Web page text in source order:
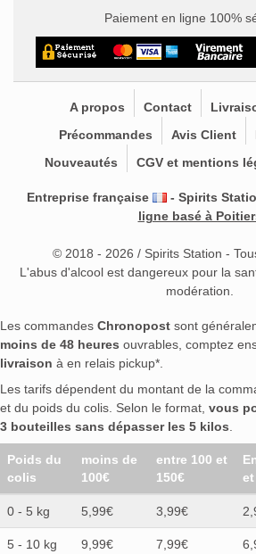
Paiement en ligne 100%
A propos Contact
Précommandes
Avis Client
Nouveautés
CGV et mentions
Entreprise française - Spirits
ligne basé à
© 2018 - 2026 / Spirits Station -
L'abus d'alcool est dangereux pour la
modération.
Les commandes Chronopost sont
moins de 48 heures ouvrables, comptez
livraison à en relais pickup*.
Les tarifs dépendent du montant de la
et du poids du colis. Selon le format, vous
3 bouteilles sans dépasser les 5 kilos
Poids du
colis
moins de
100€
entre 100 et
150€
et
0 - 5 kg 5,99€ 3,99€
5 - 10 kg 9,99€ 7,99€